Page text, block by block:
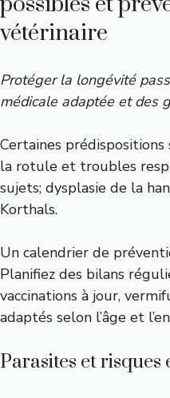
vétérinaire
Protéger la longévité
médicale adaptée et des
Certaines
la rotule et troubles
sujets; dysplasie de la
Korthals.
Un calendrier de
Planifiez des bilans
vaccinations à jour,
adaptés selon l’âge et
Parasites et risques